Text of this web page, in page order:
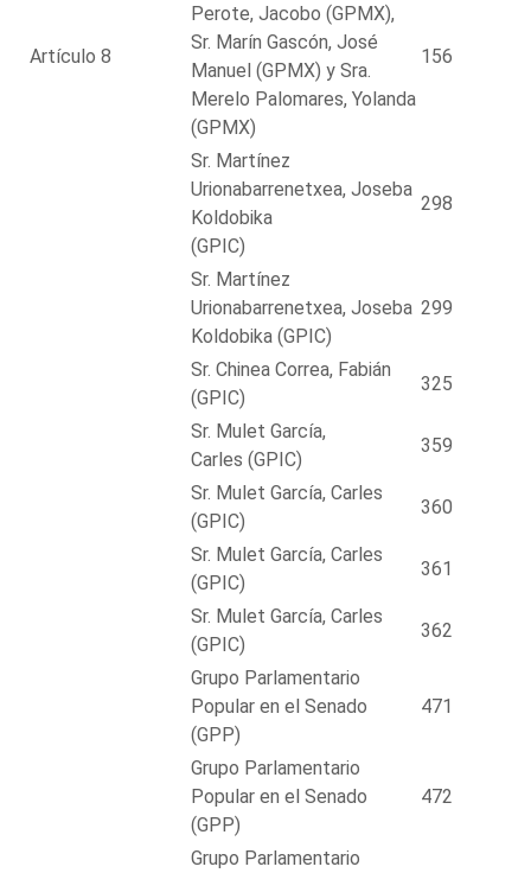
Artículo 8
Perote, Jacobo (GPMX),
Sr. Marín Gascón, José
Manuel (GPMX) y Sra.
Merelo Palomares, Yolanda
(GPMX)
156
Sr. Martínez
Urionabarrenetxea, Joseba
Koldobika
(GPIC)
298
Sr. Martínez
Urionabarrenetxea, Joseba
Koldobika (GPIC)
299
Sr. Chinea Correa, Fabián
(GPIC)
325
Sr. Mulet García,
Carles (GPIC)
359
Sr. Mulet García, Carles
(GPIC)
360
Sr. Mulet García, Carles
(GPIC)
361
Sr. Mulet García, Carles
(GPIC)
362
Grupo Parlamentario
Popular en el Senado
(GPP)
471
Grupo Parlamentario
Popular en el Senado
(GPP)
472
Grupo Parlamentario